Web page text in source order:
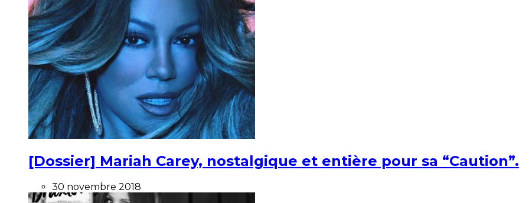
[Dossier] Mariah Carey, nostalgique et entière pour sa “Caution”.
30 novembre 2018